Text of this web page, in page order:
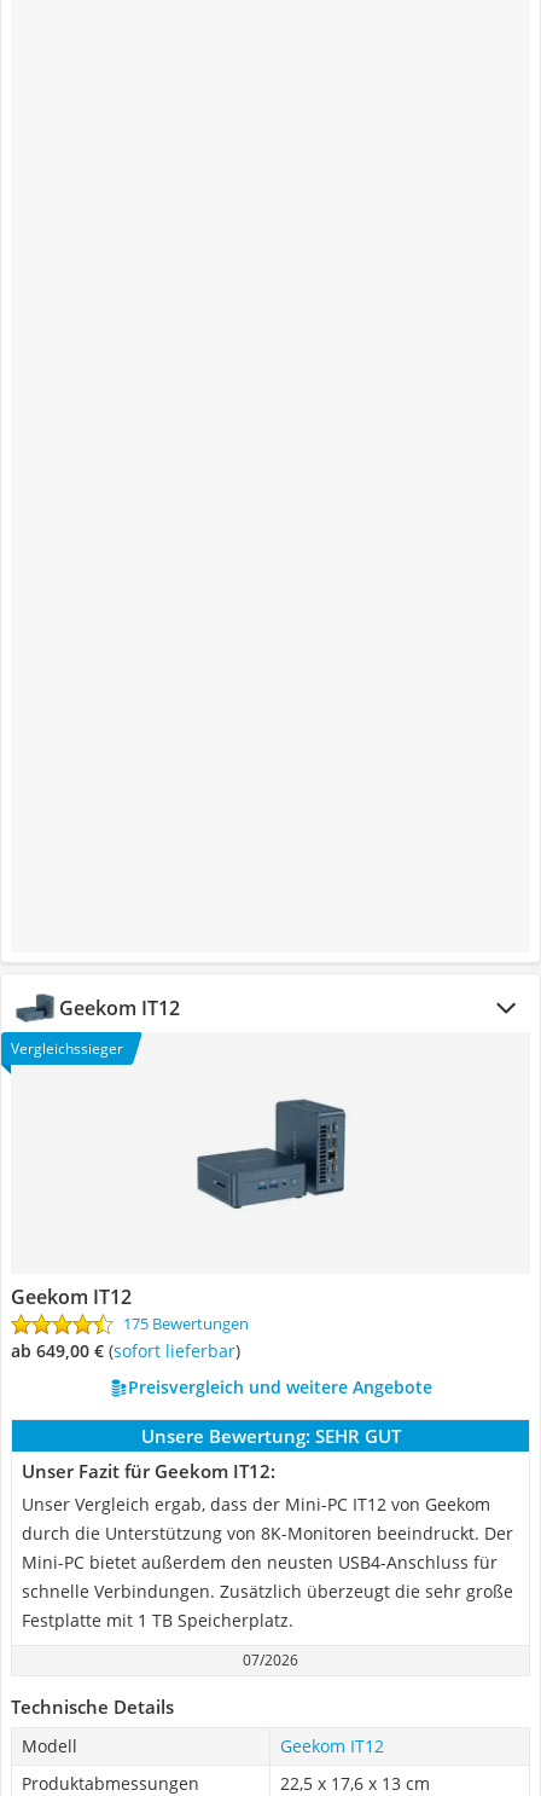
Geekom IT12
Vergleichssieger
Geekom IT12
175 Bewertungen
ab 649,00 € ( Sofort lieferbar)
Preisvergleich und weitere Angebote
Unsere Bewertung: SEHR GUT
Unser Fazit für Geekom IT12:
Unser Vergleich ergab, dass der Mini-PC IT12 von Geekom
durch die Unterstützung von 8K-Monitoren beeindruckt. Der
Mini-PC bietet außerdem den neusten USB4-Anschluss für
schnelle Verbindungen. Zusätzlich überzeugt die sehr große
Festplatte mit 1 TB Speicherplatz.
07/2026
Technische Details
Modell
Geekom IT12
Produktabmessungen
22,5 x 17,6 x 13 cm